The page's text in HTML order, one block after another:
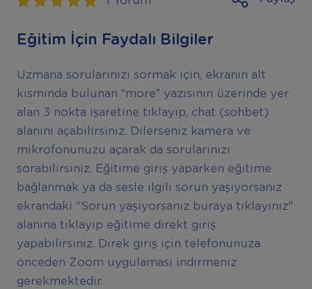
Eğitim İçin Faydalı Bilgiler
Uzmana sorularınızı sormak için, ekranın alt
kısmında bulunan “more” yazısının üzerinde yer
alan 3 nokta işaretine tıklayıp, chat (sohbet)
alanını açabilirsiniz. Dilerseniz kamera ve
mikrofonunuzu açarak da sorularınızı
sorabilirsiniz. Eğitime giriş yaparken eğitime
bağlanmak ya da sesle ilgili sorun yaşıyorsanız
ekrandaki "Sorun yaşıyorsanız buraya tıklayınız"
alanına tıklayıp eğitime direkt giriş
yapabilirsiniz. Direk giriş için telefonunuza
önceden Zoom uygulaması indirmeniz
gerekmektedir.